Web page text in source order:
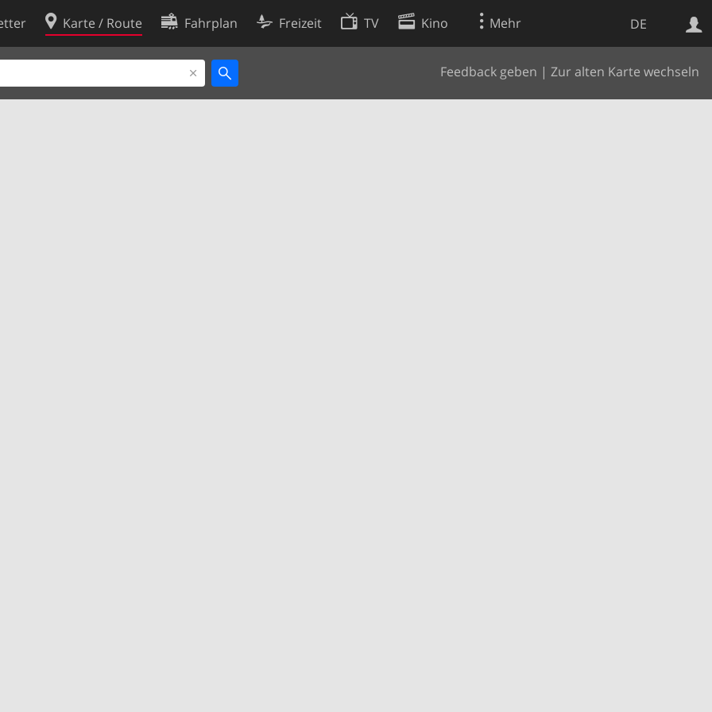
DE
Karte / Route Fahrplan Freizeit TV Kino Mehr
Feedback geben | Zur alten Karte wechseln
Websuche
Cookie-Richtlinie
Cookie-Einstellungen